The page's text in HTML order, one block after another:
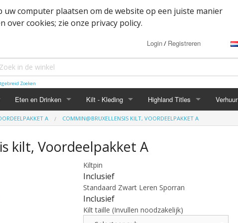
computer plaatsen om de website op een juiste manier
over cookies; zie onze privacy policy.
Login/ Registreren
Zoeken
Eten en Drinken
Haggis
IRN-BRU
Kilt - Kleding
Belted kilt - Great kilt
Boxer shorts
Cape
Dutch Friendship Tartan producten
Jacket
Highland Titles
Highland Titles accessoires
Verhuur
A COMMIN@BRUXELLENSIS KILT, VOORDEELPAKKET A
kilt, Voordeelpakket A
Kiltpin
Inclusief
Standaard Zwart Leren Sporran
Inclusief
Kilt taille (Invullen noodzakelijk)